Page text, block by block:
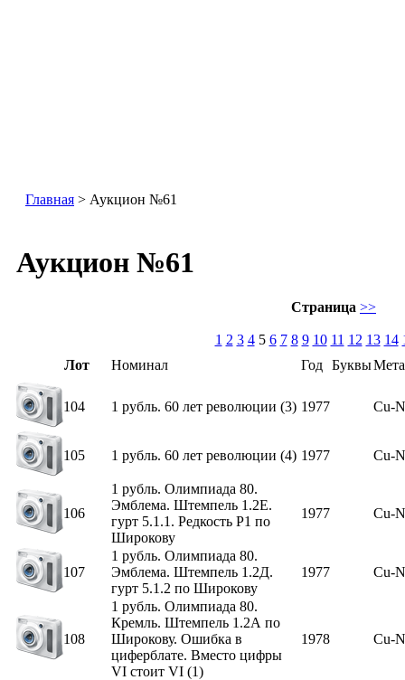
Главная > Аукцион №61
Аукцион №61
Страница >>
1 2 3 4 5 6 7 8 9 10 11 12 13 14
Лот
Номинал Год Буквы
104 1 рубль. 60 лет революции (3) 1977 Cu-
105 1 рубль. 60 лет революции (4) 1977 Cu-
106
1 рубль. Олимпиада 80.
Эмблема. Штемпель 1.2Е.
гурт 5.1.1. Редкость Р1 по
Широкову
1977 Cu-
107
1 рубль. Олимпиада 80.
Эмблема. Штемпель 1.2Д.
гурт 5.1.2 по Широкову
1977 Cu-
108
1 рубль. Олимпиада 80.
Кремль. Штемпель 1.2А по
Широкову. Ошибка в
циферблате. Вместо цифры
VI стоит VI (1)
1978 Cu-